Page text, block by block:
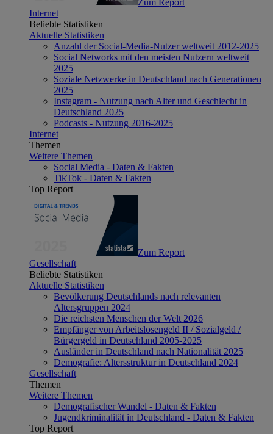
Internet
Beliebte Statistiken
Aktuelle Statistiken
Anzahl der Social-Media-Nutzer weltweit 2012-2025
Social Networks mit den meisten Nutzern weltweit
2025
Soziale Netzwerke in Deutschland nach Generationen
2025
Instagram - Nutzung nach Alter und Geschlecht in
Deutschland 2025
Podcasts - Nutzung 2016-2025
Internet
Themen
Weitere Themen
Social Media - Daten & Fakten
TikTok - Daten & Fakten
Top Report
Zum Report
Gesellschaft
Beliebte Statistiken
Aktuelle Statistiken
Bevölkerung Deutschlands nach relevanten
Altersgruppen 2024
Die reichsten Menschen der Welt 2026
Empfänger von Arbeitslosengeld II / Sozialgeld /
Bürgergeld in Deutschland 2005-2025
Ausländer in Deutschland nach Nationalität 2025
Demografie: Altersstruktur in Deutschland 2024
Gesellschaft
Themen
Weitere Themen
Demografischer Wandel - Daten & Fakten
Jugendkriminalität in Deutschland - Daten & Fakten
Top Report